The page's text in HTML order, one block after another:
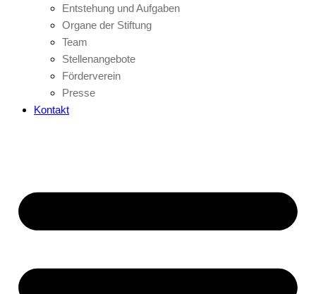
Entstehung und Aufgaben
Organe der Stiftung
Team
Stellenangebote
Förderverein
Presse
Kontakt